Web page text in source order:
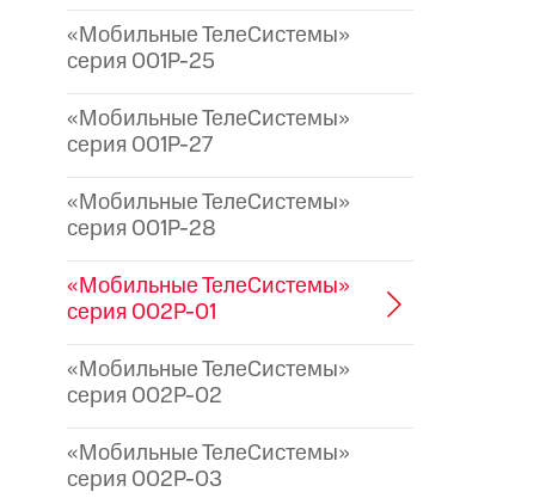
«Мобильные ТелеСистемы»
серия 001P-25
«Мобильные ТелеСистемы»
серия 001P-27
«Мобильные ТелеСистемы»
серия 001P-28
«Мобильные ТелеСистемы»
серия 002P-01
«Мобильные ТелеСистемы»
серия 002P-02
«Мобильные ТелеСистемы»
серия 002P-03